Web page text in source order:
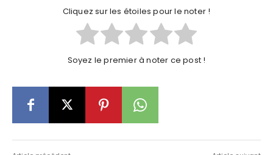
Cliquez sur les étoiles pour le noter !
Soyez le premier à noter ce post !